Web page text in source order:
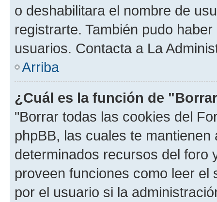
o deshabilitara el nombre de
registrarte. También pudo
usuarios. Contacta a La
Arriba
¿Cuál es la función de
"Borrar todas las cookies del
phpBB, las cuales te
determinados recursos del foro
proveen funciones como leer el
por el usuario si la